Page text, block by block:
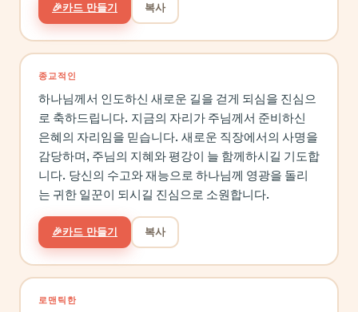
🎉카드 만들기 복사
종교적인
하나님께서 인도하신 새로운 길을 걷게 되심을 진심으
로 축하드립니다. 지금의 자리가 주님께서 준비하신
은혜의 자리임을 믿습니다. 새로운 직장에서의 사명을
감당하며, 주님의 지혜와 평강이 늘 함께하시길 기도합
니다. 당신의 수고와 재능으로 하나님께 영광을 돌리
는 귀한 일꾼이 되시길 진심으로 소원합니다.
🎉카드 만들기 복사
로맨틱한